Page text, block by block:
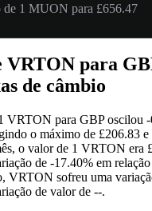
de 1 MUON para £656.47
VRTON para
de câmbio
VRTON para GBP oscilou
o máximo de £206.83
o valor de 1 VRTON era
de -17.40% em
VRTON sofreu uma
de valor de --.